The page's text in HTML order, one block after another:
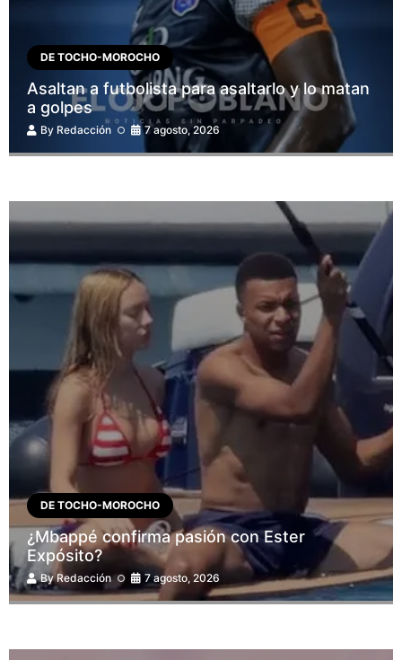
DE TOCHO-MOROCHO
Asaltan a futbolista para asaltarlo y lo matan
a golpes
By Redacción 7 agosto, 2026
DE TOCHO-MOROCHO
¿Mbappé confirma pasión con Ester
Expósito?
ByRedacción 7 agosto, 2026